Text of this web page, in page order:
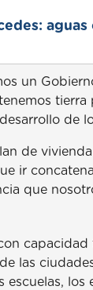
un
tierra
de
de
ir
que
las
los